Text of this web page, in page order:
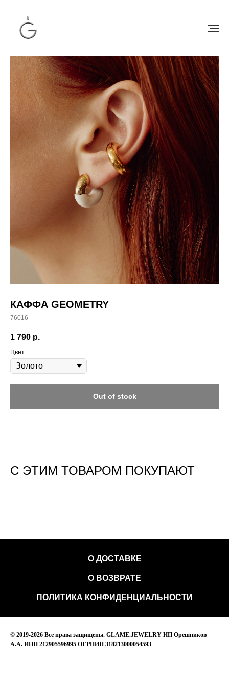
КАФФА GEOMETRY
76016
1 790 р.
Цвет
Out of stock
С ЭТИМ ТОВАРОМ ПОКУПАЮТ
О ДОСТАВКЕ
О ВОЗВРАТЕ
ПОЛИТИКА КОНФИДЕНЦИАЛЬНОСТИ
© 2019-2026 Все права защищены. GLAME.JEWELRY ИП Орешников
А.А. ИНН 212905596995 ОГРНИП 318213000054593